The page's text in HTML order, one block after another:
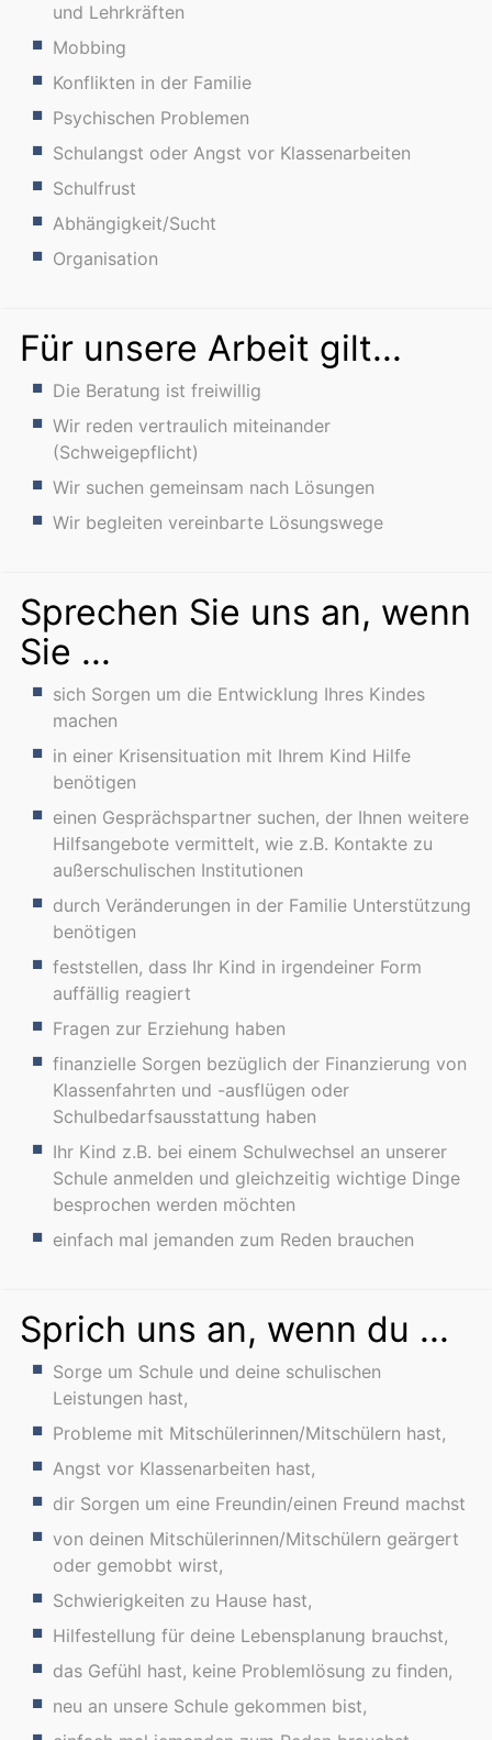
und Lehrkräften
Mobbing
Konflikten in der Familie
Psychischen Problemen
Schulangst oder Angst vor Klassenarbeiten
Schulfrust
Abhängigkeit/Sucht
Organisation
Für unsere Arbeit gilt...
Die Beratung ist freiwillig
Wir reden vertraulich miteinander
(Schweigepflicht)
Wir suchen gemeinsam nach Lösungen
Wir begleiten vereinbarte Lösungswege
Sprechen Sie uns an, wenn
Sie ...
sich Sorgen um die Entwicklung Ihres Kindes
machen
in einer Krisensituation mit Ihrem Kind Hilfe
benötigen
einen Gesprächspartner suchen, der Ihnen weitere
Hilfsangebote vermittelt, wie z.B. Kontakte zu
außerschulischen Institutionen
durch Veränderungen in der Familie Unterstützung
benötigen
feststellen, dass Ihr Kind in irgendeiner Form
auffällig reagiert
Fragen zur Erziehung haben
finanzielle Sorgen bezüglich der Finanzierung von
Klassenfahrten und -ausflügen oder
Schulbedarfsausstattung haben
Ihr Kind z.B. bei einem Schulwechsel an unserer
Schule anmelden und gleichzeitig wichtige Dinge
besprochen werden möchten
einfach mal jemanden zum Reden brauchen
Sprich uns an, wenn du ...
Sorge um Schule und deine schulischen
Leistungen hast,
Probleme mit Mitschülerinnen/Mitschülern hast,
Angst vor Klassenarbeiten hast,
dir Sorgen um eine Freundin/einen Freund machst
von deinen Mitschülerinnen/Mitschülern geärgert
oder gemobbt wirst,
Schwierigkeiten zu Hause hast,
Hilfestellung für deine Lebensplanung brauchst,
das Gefühl hast, keine Problemlösung zu finden,
neu an unsere Schule gekommen bist,